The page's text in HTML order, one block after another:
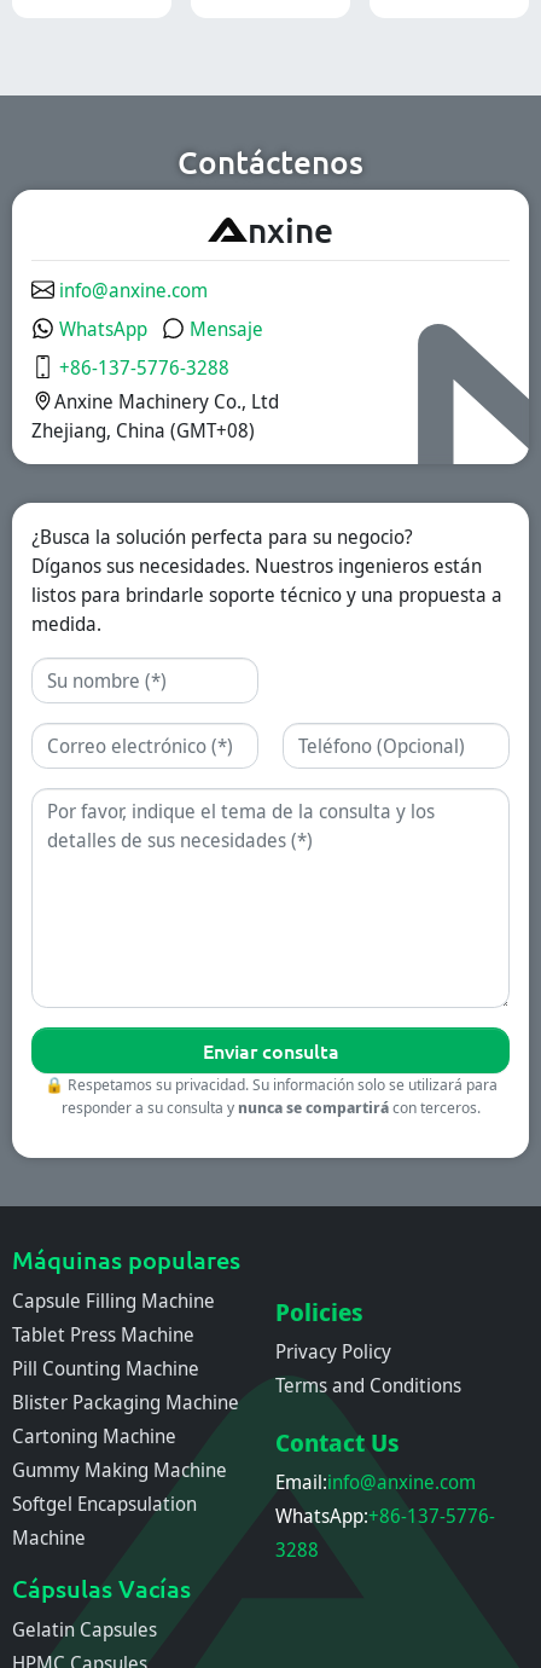
químicas de alta
usuarios. Son
farmacéutica, de
suplementos
nutricionales y de
funcionales.
Disponemos de
soluciones de
entéricas y
prolongada.
Contáctenos
A nxine
info@anxine.com
WhatsApp
Mensaje
+86-137-5776-3288
Anxine Machinery Co., Ltd
Zhejiang, China (GMT+08)
¿Busca la solución perfecta para su negocio?
Díganos sus necesidades. Nuestros ingenieros están
listos para brindarle soporte técnico y una propuesta a
medida.
Nombre
Correo electrónico Teléfono
Consulta
🔒 Respetamos su privacidad. Su información solo se utilizará para
responder a su consulta y nunca se compartirácon terceros.
Máquinas populares
Capsule Filling Machine
Tablet Press Machine
Pill Counting Machine
Blister Packaging Machine
Cartoning Machine
Gummy Making Machine
Softgel Encapsulation
Machine
Cápsulas Vacías
Gelatin Capsules
Policies
Privacy Policy
Terms and Conditions
Contact Us
Email:info@anxine.com
WhatsApp:+86-137-5776-
3288